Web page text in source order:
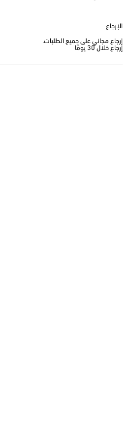
الإرجاع
إرجاع مجاني على جميع الطلبات.
إرجاع خلال 30 يومًا